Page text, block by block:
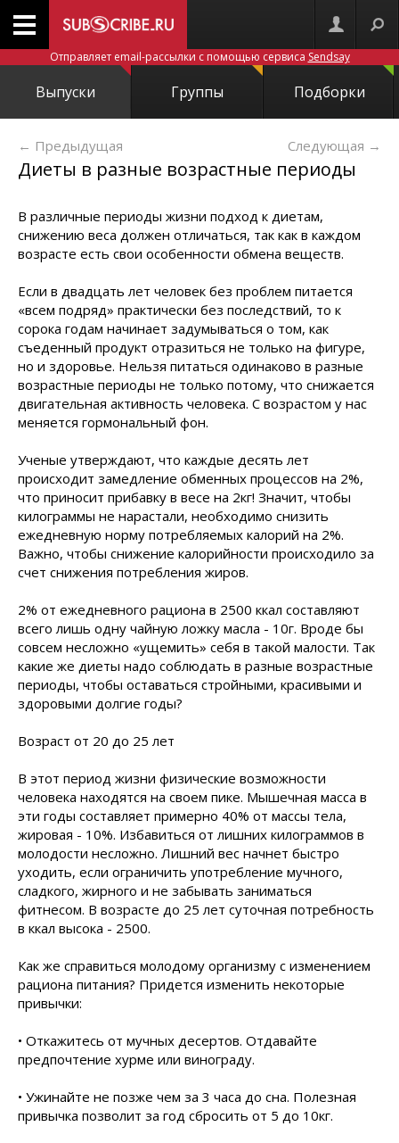
Отправляет email-рассылки с помощью сервиса Sendsay
Выпуски Группы Подборки
← Предыдущая Следующая →
Диеты в разные возрастные периоды
В различные периоды жизни подход к диетам,
снижению веса должен отличаться, так как в каждом
возрасте есть свои особенности обмена веществ.
Если в двадцать лет человек без проблем питается
«всем подряд» практически без последствий, то к
сорока годам начинает задумываться о том, как
съеденный продукт отразиться не только на фигуре,
но и здоровье. Нельзя питаться одинаково в разные
возрастные периоды не только потому, что снижается
двигательная активность человека. С возрастом у нас
меняется гормональный фон.
Ученые утверждают, что каждые десять лет
происходит замедление обменных процессов на 2%,
что приносит прибавку в весе на 2кг! Значит, чтобы
килограммы не нарастали, необходимо снизить
ежедневную норму потребляемых калорий на 2%.
Важно, чтобы снижение калорийности происходило за
счет снижения потребления жиров.
2% от ежедневного рациона в 2500 ккал составляют
всего лишь одну чайную ложку масла - 10г. Вроде бы
совсем несложно «ущемить» себя в такой малости. Так
какие же диеты надо соблюдать в разные возрастные
периоды, чтобы оставаться стройными, красивыми и
здоровыми долгие годы?
Возраст от 20 до 25 лет
В этот период жизни физические возможности
человека находятся на своем пике. Мышечная масса в
эти годы составляет примерно 40% от массы тела,
жировая - 10%. Избавиться от лишних килограммов в
молодости несложно. Лишний вес начнет быстро
уходить, если ограничить употребление мучного,
сладкого, жирного и не забывать заниматься
фитнесом. В возрасте до 25 лет суточная потребность
в ккал высока - 2500.
Как же справиться молодому организму с изменением
рациона питания? Придется изменить некоторые
привычки:
• Откажитесь от мучных десертов. Отдавайте
предпочтение хурме или винограду.
• Ужинайте не позже чем за 3 часа до сна. Полезная
привычка позволит за год сбросить от 5 до 10кг.